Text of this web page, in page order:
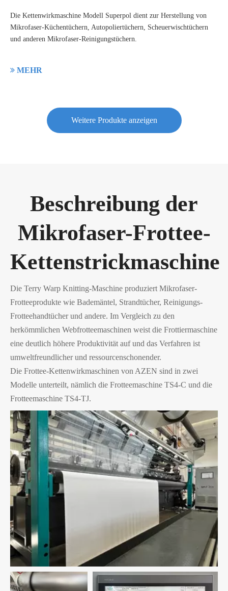
Die Kettenwirkmaschine Modell Superpol dient zur Herstellung von
Mikrofaser-Küchentüchern, Autopoliertüchern, Scheuerwischtüchern
und anderen Mikrofaser-Reinigungstüchern.
 MEHR
Weitere Produkte anzeigen
Beschreibung der
Mikrofaser-Frottee-
Kettenstrickmaschine
Die Terry Warp Knitting-Maschine produziert Mikrofaser-
Frotteeprodukte wie Bademäntel, Strandtücher, Reinigungs-
Frotteehandtücher und andere. Im Vergleich zu den
herkömmlichen Webfrotteemaschinen weist die Frottiermaschine
eine deutlich höhere Produktivität auf und das Verfahren ist
umweltfreundlicher und ressourcenschonender.
Die Frottee-Kettenwirkmaschinen von AZEN sind in zwei
Modelle unterteilt, nämlich die Frotteemaschine TS4-C und die
Frotteemaschine TS4-TJ.